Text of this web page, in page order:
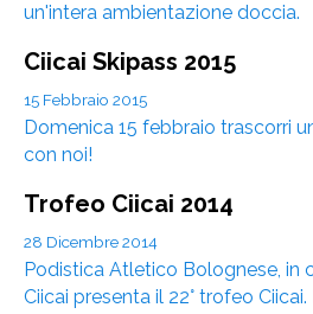
un'intera ambientazione doccia.
Ciicai Skipass 2015
15 Febbraio 2015
Domenica 15 febbraio trascorri
con noi!
Trofeo Ciicai 2014
28 Dicembre 2014
Podistica Atletico Bolognese, in
Ciicai presenta il 22° trofeo